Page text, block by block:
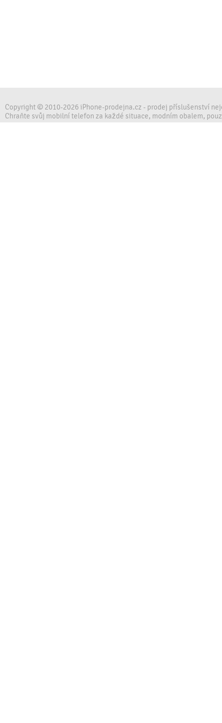
Copyright © 2010-2026 iPhone-prodejna.cz - prodej příslušenství
Chraňte svůj mobilní telefon za každé situace, modním obalem,